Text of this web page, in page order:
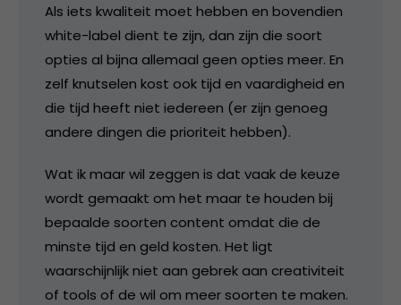
Als iets kwaliteit moet hebben en bovendien
white-label dient te zijn, dan zijn die soort
opties al bijna allemaal geen opties meer. En
zelf knutselen kost ook tijd en vaardigheid en
die tijd heeft niet iedereen (er zijn genoeg
andere dingen die prioriteit hebben).
Wat ik maar wil zeggen is dat vaak de keuze
wordt gemaakt om het maar te houden bij
bepaalde soorten content omdat die de
minste tijd en geld kosten. Het ligt
waarschijnlijk niet aan gebrek aan creativiteit
of tools of de wil om meer soorten te maken.